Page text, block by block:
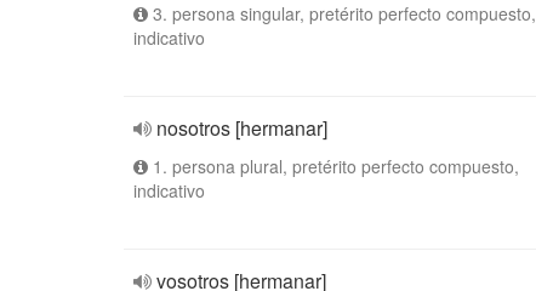
3. persona singular, pretérito perfecto compuesto,
indicativo
nosotros [hermanar]
1. persona plural, pretérito perfecto compuesto,
indicativo
vosotros [hermanar]